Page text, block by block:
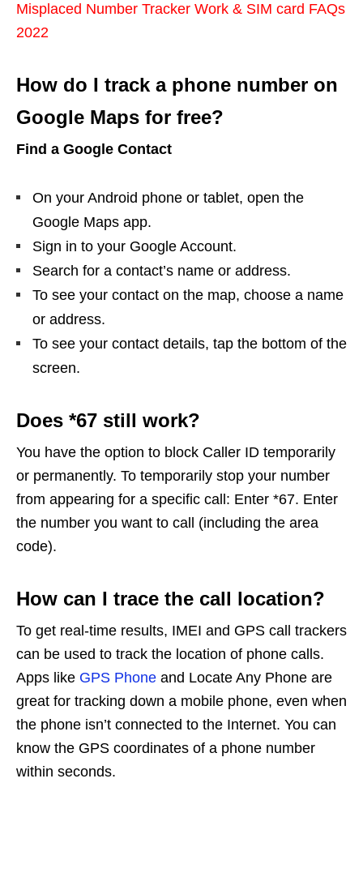
Misplaced Number Tracker Work & SIM card FAQs
2022
How do I track a phone number on
Google Maps for free?
Find a Google Contact
On your Android phone or tablet, open the
Google Maps app.
Sign in to your Google Account.
Search for a contact’s name or address.
To see your contact on the map, choose a name
or address.
To see your contact details, tap the bottom of the
screen.
Does *67 still work?
You have the option to block Caller ID temporarily
or permanently. To temporarily stop your number
from appearing for a specific call: Enter *67. Enter
the number you want to call (including the area
code).
How can I trace the call location?
To get real-time results, IMEI and GPS call trackers
can be used to track the location of phone calls.
Apps like GPS Phone and Locate Any Phone are
great for tracking down a mobile phone, even when
the phone isn’t connected to the Internet. You can
know the GPS coordinates of a phone number
within seconds.